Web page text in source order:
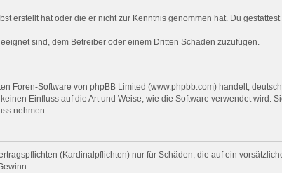
erstellt hat oder die er nicht zur Kenntnis genommen hat. Du
sind, dem Betreiber oder einem Dritten Schaden zuzufügen.
Foren-Software von phpBB Limited (www.phpbb.com) handelt;
Einfluss auf die Art und Weise, wie die Software verwendet wird.
nehmen.
(Kardinalpflichten) nur für Schäden, die auf ein